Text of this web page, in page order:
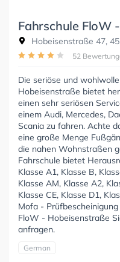
Fahrschule FloW
Hobeisenstraße 47,
52
Die seriöse und
Hobeisenstraße bietet
einen sehr seriösen
einem Audi, Mercedes,
Scania zu fahren. Achte
eine große Menge
die nahen Wohnstraßen
Fahrschule bietet
Klasse A1, Klasse B,
Klasse AM, Klasse A2,
Klasse CE, Klasse D1,
Mofa -
FloW - Hobeisenstraße
anfragen.
German